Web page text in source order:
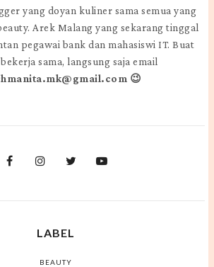
yang doyan kuliner sama semua yang
Arek Malang yang sekarang tinggal
pegawai bank dan mahasiswi IT. Buat
sama, langsung saja email
😉
LABEL
BEAUTY